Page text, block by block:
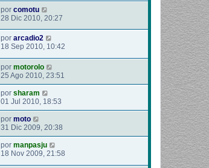
por comotu
28 Dic 2010, 20:27
por arcadio2
18 Sep 2010, 10:42
por motorolo
25 Ago 2010, 23:51
por sharam
01 Jul 2010, 18:53
por moto
31 Dic 2009, 20:38
por manpasju
18 Nov 2009, 21:58